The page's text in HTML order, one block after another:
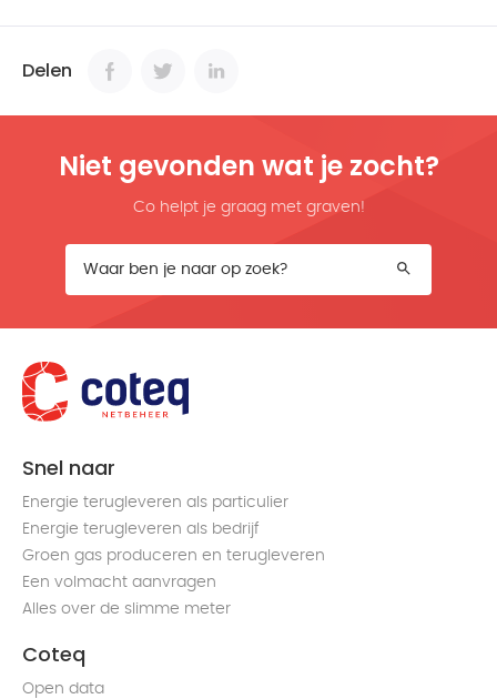
Delen
Niet gevonden wat je zocht?
Co helpt je graag met graven!
Snel naar
Energie terugleveren als particulier
Energie terugleveren als bedrijf
Groen gas produceren en terugleveren
Een volmacht aanvragen
Alles over de slimme meter
Coteq
Open data